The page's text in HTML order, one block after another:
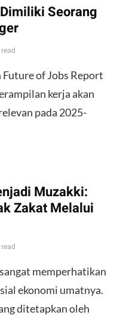
Seorang
of Jobs Report
kerja akan
pada 2025-
Muzakki:
Zakat Melalui
memperhatikan
ekonomi umatnya.
ditetapkan oleh